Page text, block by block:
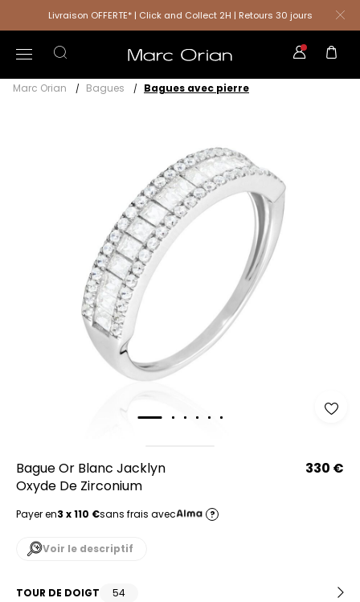
Livraison OFFERTE* | Click and Collect 2H | Retours 30 jours
Marc Orian Bagues Bagues avec pierre
Bague Or Blanc Jacklyn
Oxyde De Zirconium
330 €
Payer en3 x 110 €sans frais avec ?
Voir le descriptif
TOUR DE DOIGT 54